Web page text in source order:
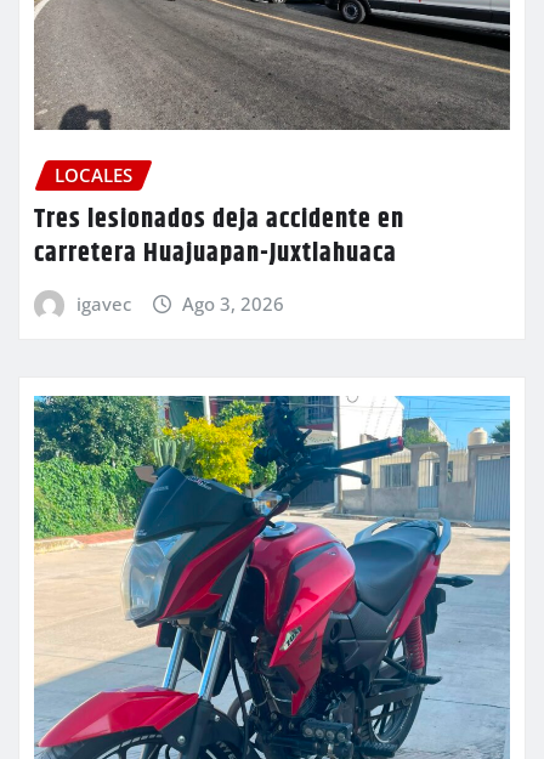
LOCALES
Tres lesionados deja accidente en
carretera Huajuapan-Juxtlahuaca
igavec Ago 3, 2026